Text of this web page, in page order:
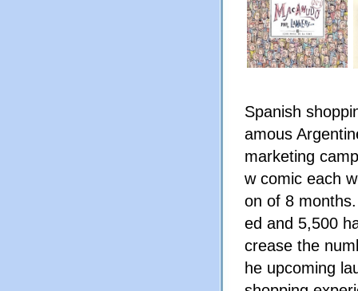
Spanish
amous
marketing
w comic each
on of 8
ed and 5,500
crease the
he upcoming